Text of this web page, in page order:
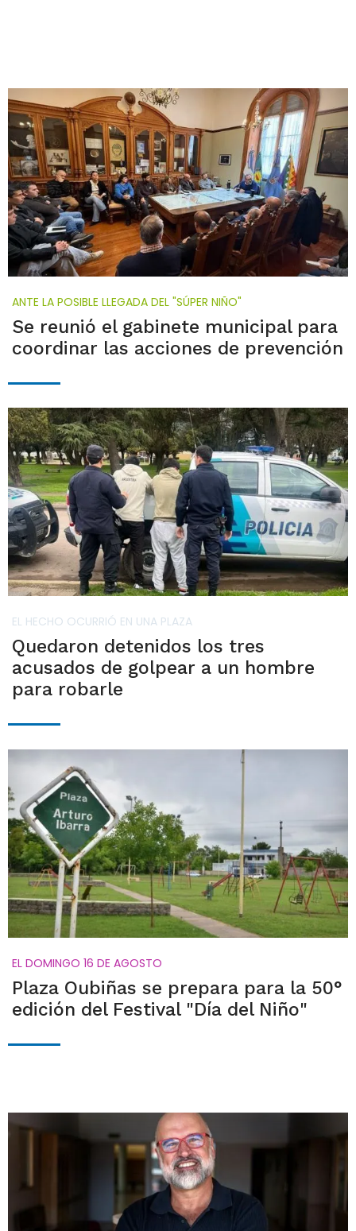
ANTE LA POSIBLE LLEGADA DEL "SÚPER NIÑO"
Se reunió el gabinete municipal para
coordinar las acciones de prevención
EL HECHO OCURRIÓ EN UNA PLAZA
Quedaron detenidos los tres
acusados de golpear a un hombre
para robarle
EL DOMINGO 16 DE AGOSTO
Plaza Oubiñas se prepara para la 50°
edición del Festival "Día del Niño"